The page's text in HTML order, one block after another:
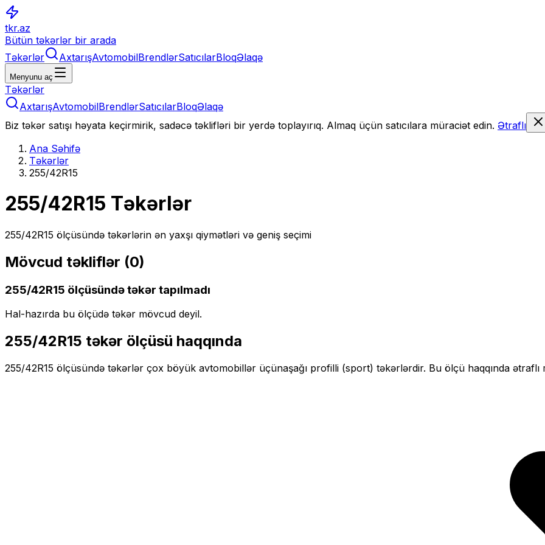
tkr.az
Bütün təkərlər bir arada
Təkərlər
AxtarışAvtomobilBrendlərSatıcılarBloqƏlaqə
Menyunu aç
Təkərlər
AxtarışAvtomobilBrendlərSatıcılarBloqƏlaqə
Biz təkər satışı həyata keçirmirik, sadəcə təklifləri bir yerdə toplayırıq. Almaq üçün satıcılara müraciət edin. Ətraflı
Ana Səhifə
Təkərlər
255/42R15
255/42R15 Təkərlər
255/42R15 ölçüsündə təkərlərin ən yaxşı qiymətləri və geniş seçimi
Mövcud təkliflər (0)
255/42R15 ölçüsündə təkər tapılmadı
Hal-hazırda bu ölçüdə təkər mövcud deyil.
255/42R15 təkər ölçüsü haqqında
255/42R15 ölçüsündə təkərlər çox böyük avtomobillər üçünaşağı profilli (sport) təkərlərdir. Bu ölçü haqqında ətraflı